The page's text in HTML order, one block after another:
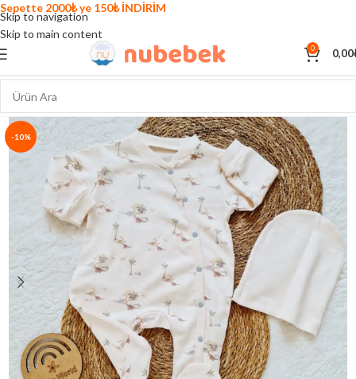
Skip to navigation
Skip to main content
0 0,00
-10%
Sepette 2000₺ ye 150₺ İNDİRİM